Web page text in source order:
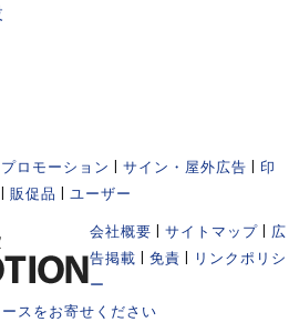
プロモーション サイン・屋外広告
印
販促品 ユーザー
会社概要 サイトマップ
広
告掲載
免責
リンクポリシ
ー
スをお寄せください